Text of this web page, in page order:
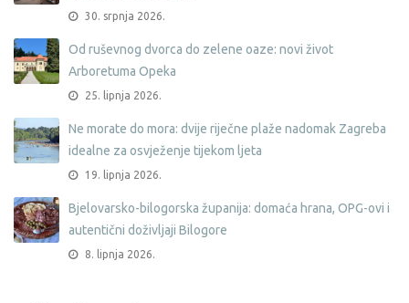
30. srpnja 2026.
Od ruševnog dvorca do zelene oaze: novi život
Arboretuma Opeka
25. lipnja 2026.
Ne morate do mora: dvije riječne plaže nadomak Zagreba
idealne za osvježenje tijekom ljeta
19. lipnja 2026.
Bjelovarsko-bilogorska županija: domaća hrana, OPG-ovi i
autentični doživljaji Bilogore
8. lipnja 2026.